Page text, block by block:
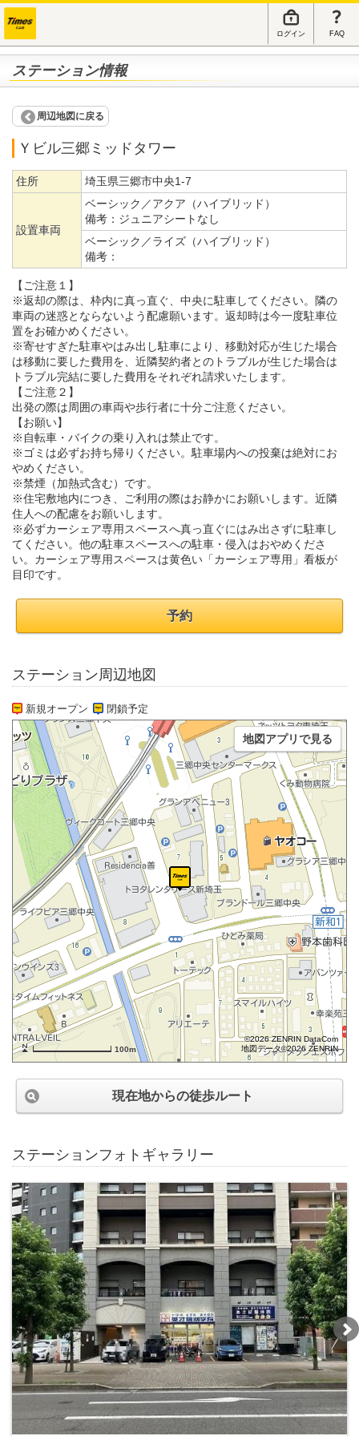
ログイン FAQ
ステーション情報
周辺地図に戻る
Ｙビル三郷ミッドタワー
住所 埼玉県三郷市中央1-7
設置車両
ベーシック／アクア（ハイブリッド）
備考： ジュニアシートなし
ベーシック／ライズ（ハイブリッド）
備考：
【ご注意１】
※返却の際は、枠内に真っ直ぐ、中央に駐車してください。隣の
車両の迷惑とならないよう配慮願います。返却時は今一度駐車位
置をお確かめください。
※寄せすぎた駐車やはみ出し駐車により、移動対応が生じた場合
は移動に要した費用を、近隣契約者とのトラブルが生じた場合は
トラブル完結に要した費用をそれぞれ請求いたします。
【ご注意２】
出発の際は周囲の車両や歩行者に十分ご注意ください。
【お願い】
※自転車・バイクの乗り入れは禁止です。
※ゴミは必ずお持ち帰りください。駐車場内への投棄は絶対にお
やめください。
※禁煙（加熱式含む）です。
※住宅敷地内につき、ご利用の際はお静かにお願いします。近隣
住人への配慮をお願いします。
※必ずカーシェア専用スペースへ真っ直ぐにはみ出さずに駐車し
てください。他の駐車スペースへの駐車・侵入はおやめくださ
い。カーシェア専用スペースは黄色い「カーシェア専用」看板が
目印です。
予約
ステーション周辺地図
新規オープン 閉鎖予定
100m
©2026 ZENRIN DataCom
地図データ©2026 ZENRIN
地図アプリで見る
現在地からの徒歩ルート
ステーションフォトギャラリー